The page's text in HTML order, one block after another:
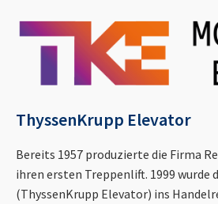
ThyssenKrupp Elevator
Bereits 1957 produzierte die Firma
ihren ersten Treppenlift. 1999 wurde
(ThyssenKrupp Elevator) ins